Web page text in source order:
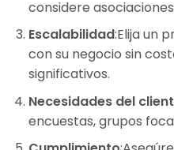
considere
Escalabilidad:Elija un
con su negocio sin
significativos.
Necesidades del
encuestas, grupos